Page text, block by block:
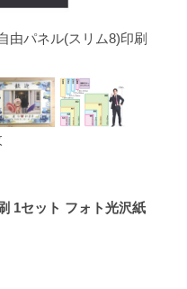
由パネル(スリム8)印刷
1セット フォト光沢紙